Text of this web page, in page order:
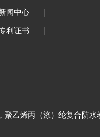
闻中心
利证书
乙烯丙（涤）纶复合防水